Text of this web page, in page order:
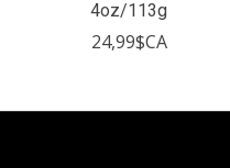
4oz/113g
24,99$CA